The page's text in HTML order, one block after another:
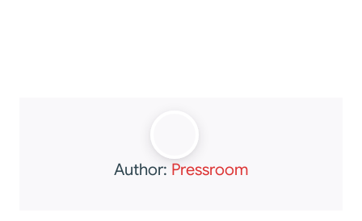
Author: Pressroom